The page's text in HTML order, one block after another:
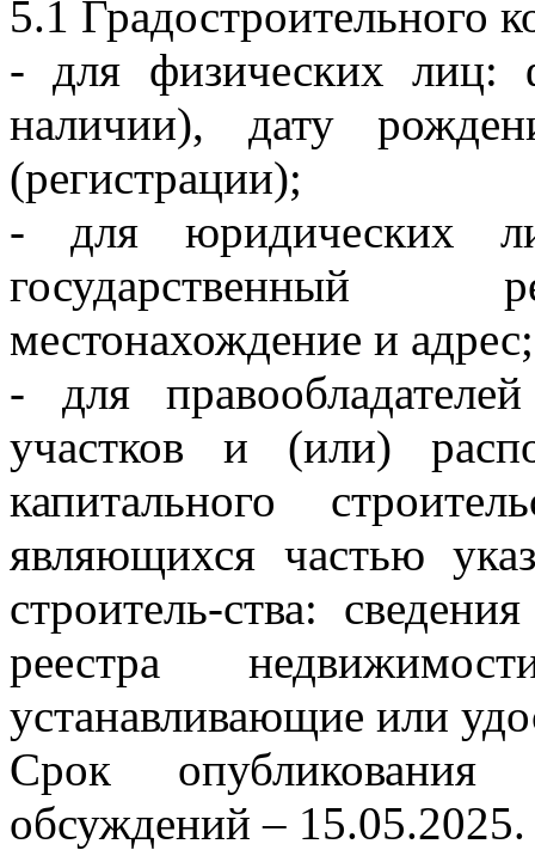
5.1 Градостроительного
- для физических лиц:
наличии), дату
(регистрации);
- для юридических
государственный
местонахождение и адрес;
- для
участков и (или)
капитального
являющихся частью
строитель-ства:
реестра
устанавливающие или
Срок опубликования
обсуждений – 15.05.2025.